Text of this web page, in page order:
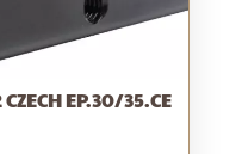
EP.30/35.CE